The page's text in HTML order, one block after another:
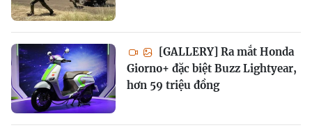
[GALLERY] Ra mắt Honda
Giorno+ đặc biệt Buzz Lightyear,
hơn 59 triệu đồng